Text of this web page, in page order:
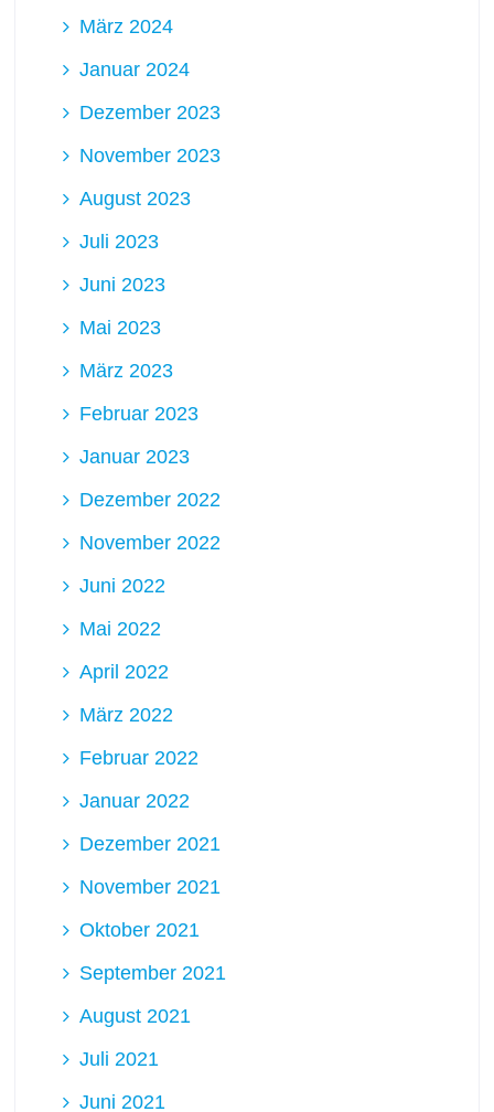
März 2024
Januar 2024
Dezember 2023
November 2023
August 2023
Juli 2023
Juni 2023
Mai 2023
März 2023
Februar 2023
Januar 2023
Dezember 2022
November 2022
Juni 2022
Mai 2022
April 2022
März 2022
Februar 2022
Januar 2022
Dezember 2021
November 2021
Oktober 2021
September 2021
August 2021
Juli 2021
Juni 2021